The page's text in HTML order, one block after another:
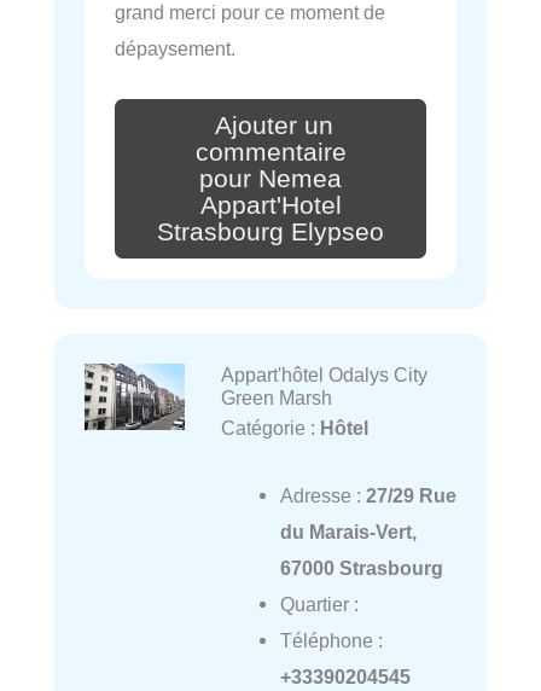
grand merci pour ce moment de
dépaysement.
Ajouter un
commentaire
pour Nemea
Appart'Hotel
Strasbourg Elypseo
Appart'hôtel Odalys City
Green Marsh
Catégorie : Hôtel
Adresse : 27/29 Rue
du Marais-Vert,
67000 Strasbourg
Quartier :
Téléphone :
+33390204545